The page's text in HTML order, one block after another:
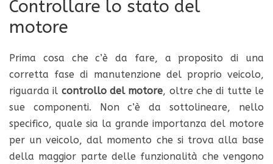
Controllare lo stato del
motore
Prima cosa che c’è da fare, a proposito di una
corretta fase di manutenzione del proprio veicolo,
riguarda il controllo del motore, oltre che di tutte le
sue componenti. Non c’è da sottolineare, nello
specifico, quale sia la grande importanza del motore
per un veicolo, dal momento che si trova alla base
della maggior parte delle funzionalità che vengono